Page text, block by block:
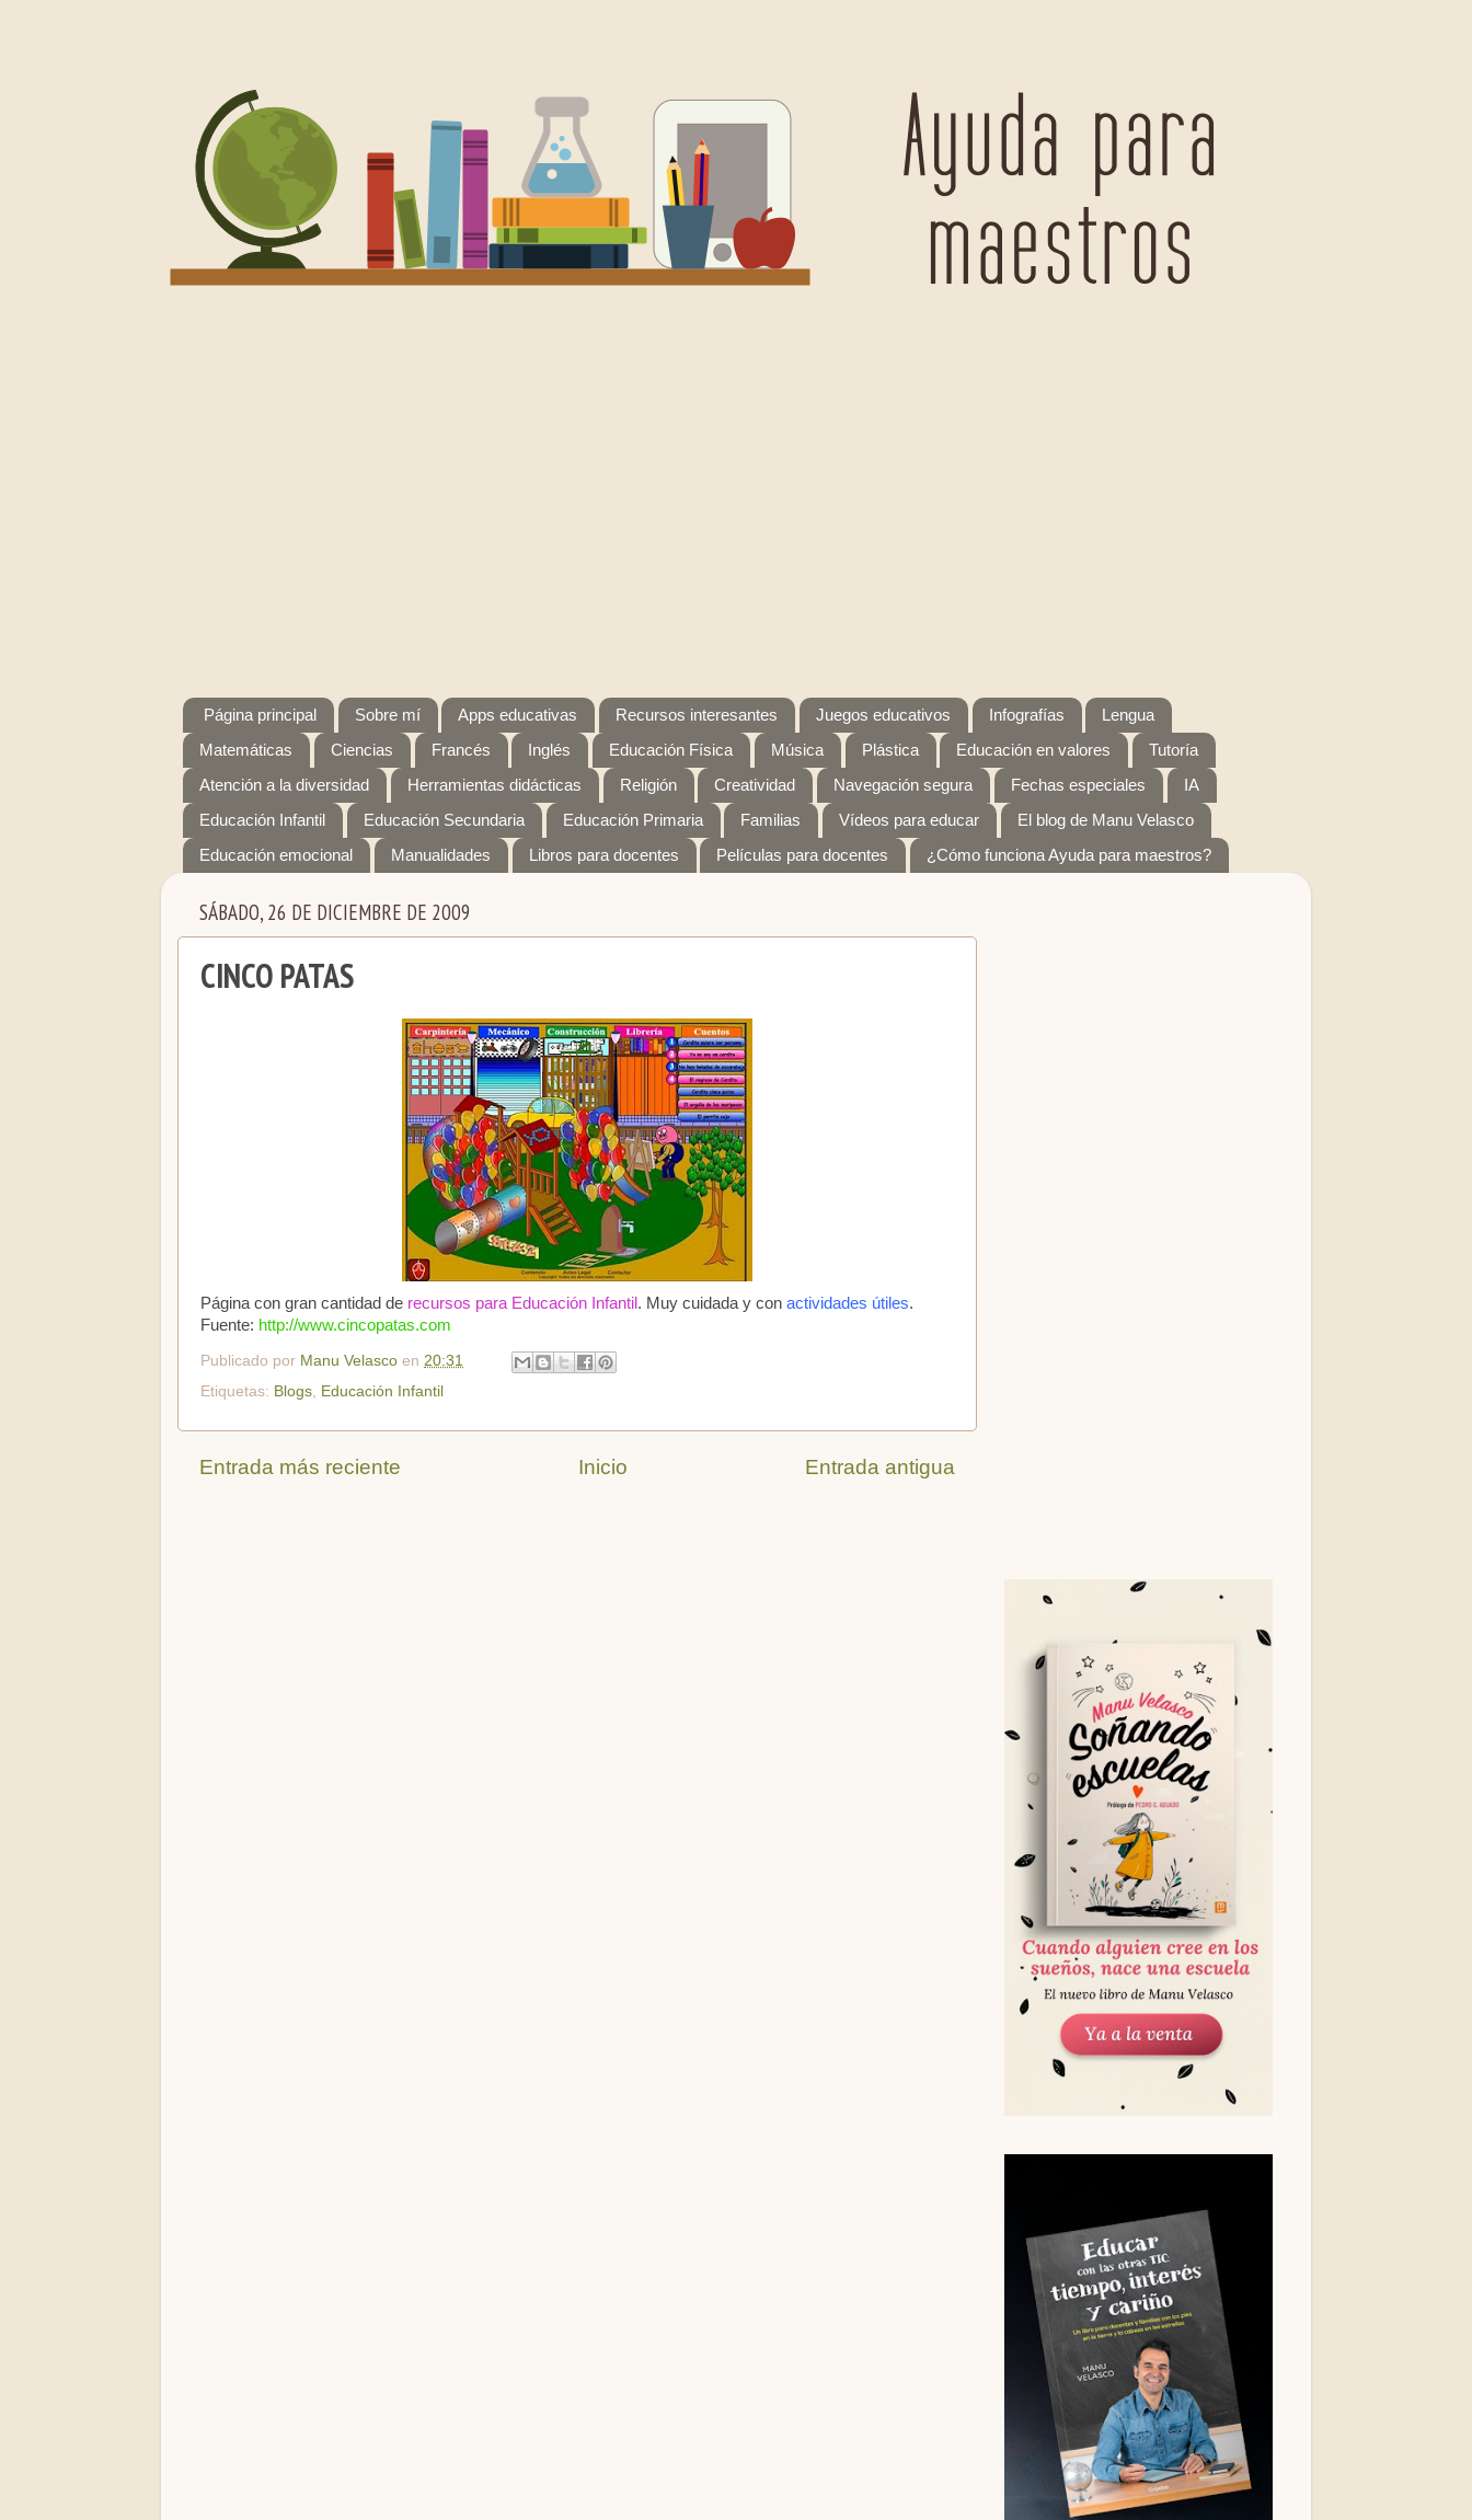
Página principal Sobre mí Apps educativas Recursos interesantes Juegos educativos Infografías
Lengua
Matemáticas
Ciencias Francés Inglés Educación Física Música Plástica Educación en valores
Tutoría
Atención a la diversidad
Herramientas didácticas Religión Creatividad Navegación segura Fechas especiales
IA
Educación Infantil
Educación Secundaria Educación Primaria Familias Vídeos para educar
El blog de Manu Velasco
Educación emocional
Manualidades Libros para docentes Películas para docentes ¿Cómo funciona Ayuda para maestros?
SÁBADO, 26 DE DICIEMBRE DE 2009
CINCO PATAS
Página con gran cantidad de recursos para Educación Infantil . Muy cuidada y con actividades útiles.
Fuente: http://www.cincopatas.com
Publicado por Manu Velasco en 20:31
Etiquetas: Blogs Educación Infantil
Entrada más reciente Entrada antigua
Inicio